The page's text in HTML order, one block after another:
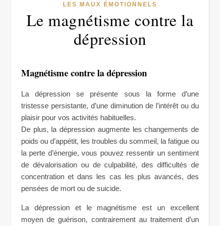
LES MAUX ÉMOTIONNELS
Le magnétisme contre la
dépression
Magnétisme contre la dépression
La dépression se présente sous la forme d’une
tristesse persistante, d’une diminution de l’intérêt ou du
plaisir pour vos activités habituelles.
De plus, la dépression augmente les changements de
poids ou d’appétit, les troubles du sommeil, la fatigue ou
la perte d’énergie, vous pouvez ressentir un sentiment
de dévalorisation ou de culpabilité, des difficultés de
concentration et dans les cas les plus avancés, des
pensées de mort ou de suicide.
La dépression et le magnétisme est un excellent
moyen de guérison, contrairement au traitement d’un